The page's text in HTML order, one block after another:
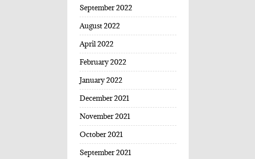
September 2022
August 2022
April 2022
February 2022
January 2022
December 2021
November 2021
October 2021
September 2021